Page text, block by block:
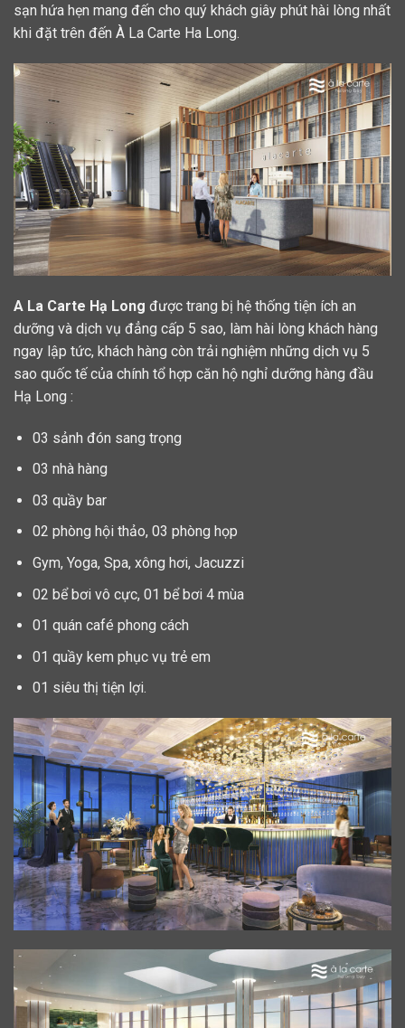
sạn hứa hẹn mang đến cho quý khách giây phút hài lòng nhất
khi đặt trên đến À La Carte Ha Long.
A La Carte Hạ Long được trang bị hệ thống tiện ích an
dưỡng và dịch vụ đẳng cấp 5 sao, làm hài lòng khách hàng
ngay lập tức, khách hàng còn trải nghiệm những dịch vụ 5
sao quốc tế của chính tổ hợp căn hộ nghỉ dưỡng hàng đầu
Hạ Long :
03 sảnh đón sang trọng
03 nhà hàng
03 quầy bar
02 phòng hội thảo, 03 phòng họp
Gym, Yoga, Spa, xông hơi, Jacuzzi
02 bể bơi vô cực, 01 bể bơi 4 mùa
01 quán café phong cách
01 quầy kem phục vụ trẻ em
01 siêu thị tiện lợi.